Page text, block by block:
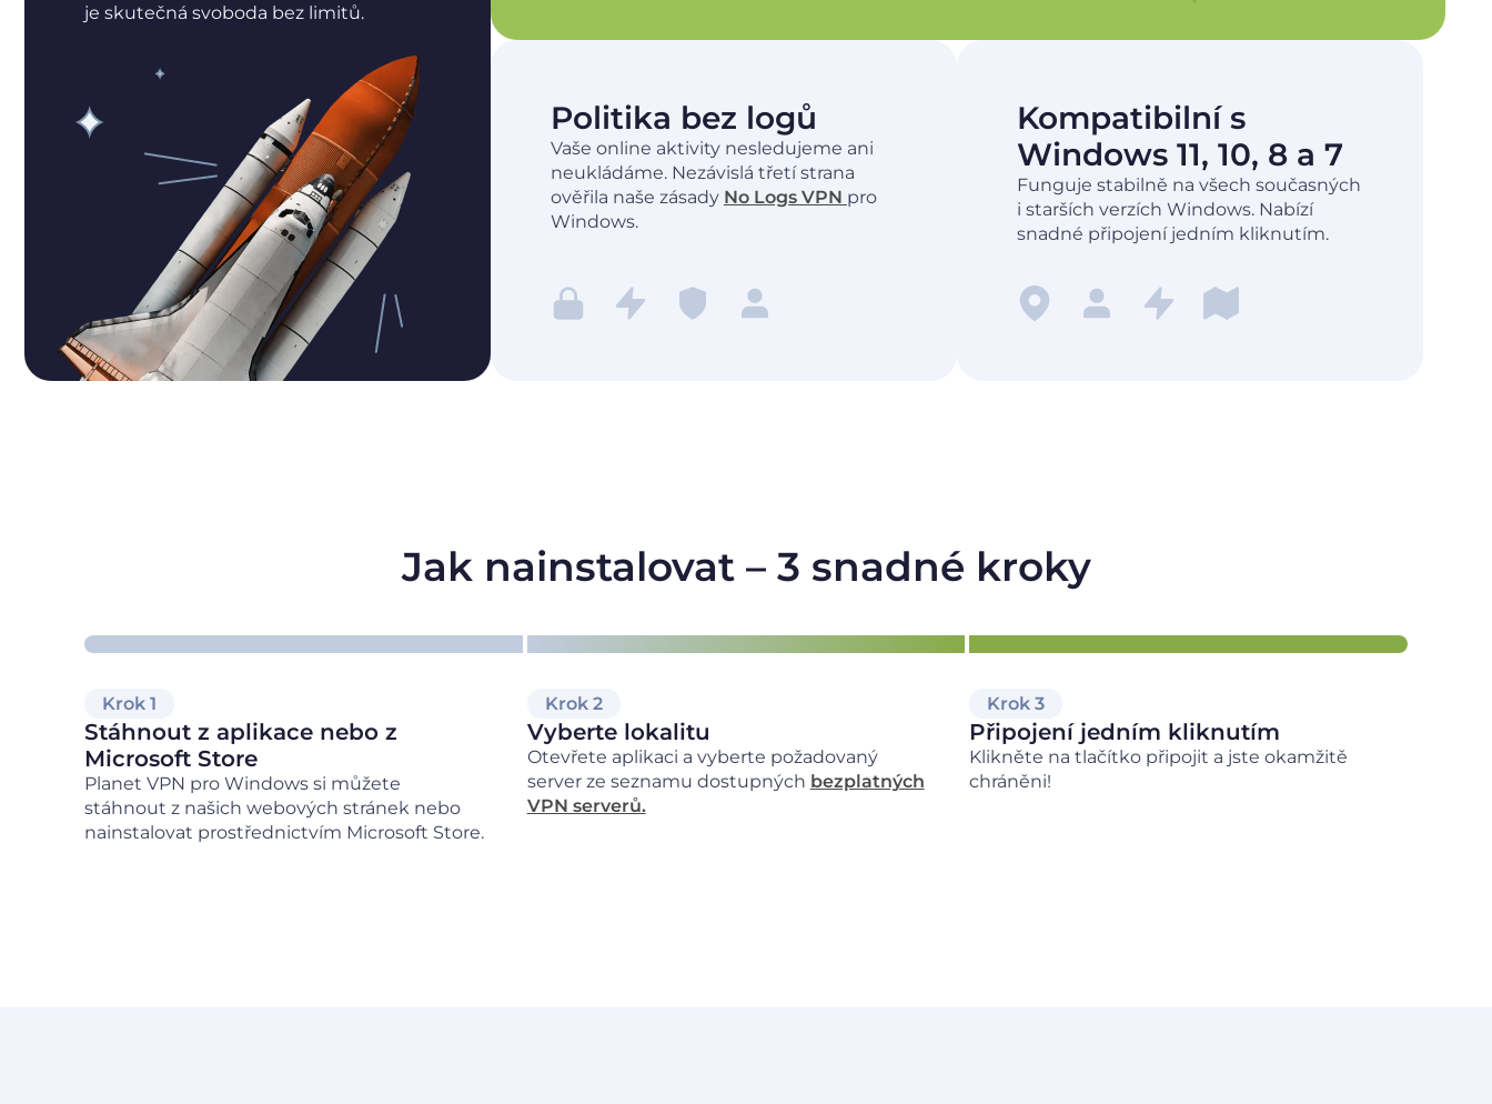
je skutečná svoboda bez limitů.
Politika bez logů
Vaše online aktivity nesledujeme ani
neukládáme. Nezávislá třetí strana
ověřila naše zásady No Logs VPN pro
Windows.
Kompatibilní s
Windows 11, 10, 8 a 7
Funguje stabilně na všech současných
i starších verzích Windows. Nabízí
snadné připojení jedním kliknutím.
Jak nainstalovat – 3 snadné kroky
Krok 1
Stáhnout z aplikace nebo z
Microsoft Store
Planet VPN pro Windows si můžete
stáhnout z našich webových stránek nebo
nainstalovat prostřednictvím Microsoft Store.
Krok 2
Vyberte lokalitu
Otevřete aplikaci a vyberte požadovaný
server ze seznamu dostupných bezplatných
VPN serverů.
Krok 3
Připojení jedním kliknutím
Klikněte na tlačítko připojit a jste okamžitě
chráněni!